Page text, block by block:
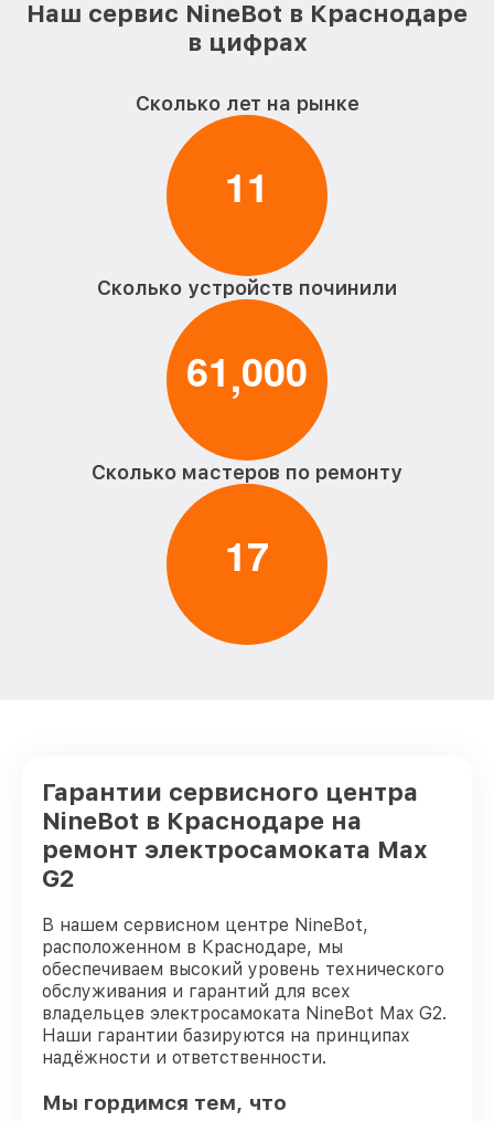
Наш сервис NineBot в Краснодаре
в цифрах
Сколько лет на рынке
11
Сколько устройств починили
61,000
Сколько мастеров по ремонту
17
Гарантии сервисного центра
NineBot в Краснодаре на
ремонт электросамоката Max
G2
В нашем сервисном центре NineBot,
расположенном в Краснодаре, мы
обеспечиваем высокий уровень технического
обслуживания и гарантий для всех
владельцев электросамоката NineBot Max G2.
Наши гарантии базируются на принципах
надёжности и ответственности.
Мы гордимся тем, что